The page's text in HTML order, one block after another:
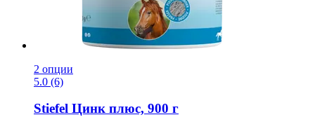
2 опции
5.0 (6)
Stiefel Цинк плюс, 900 г